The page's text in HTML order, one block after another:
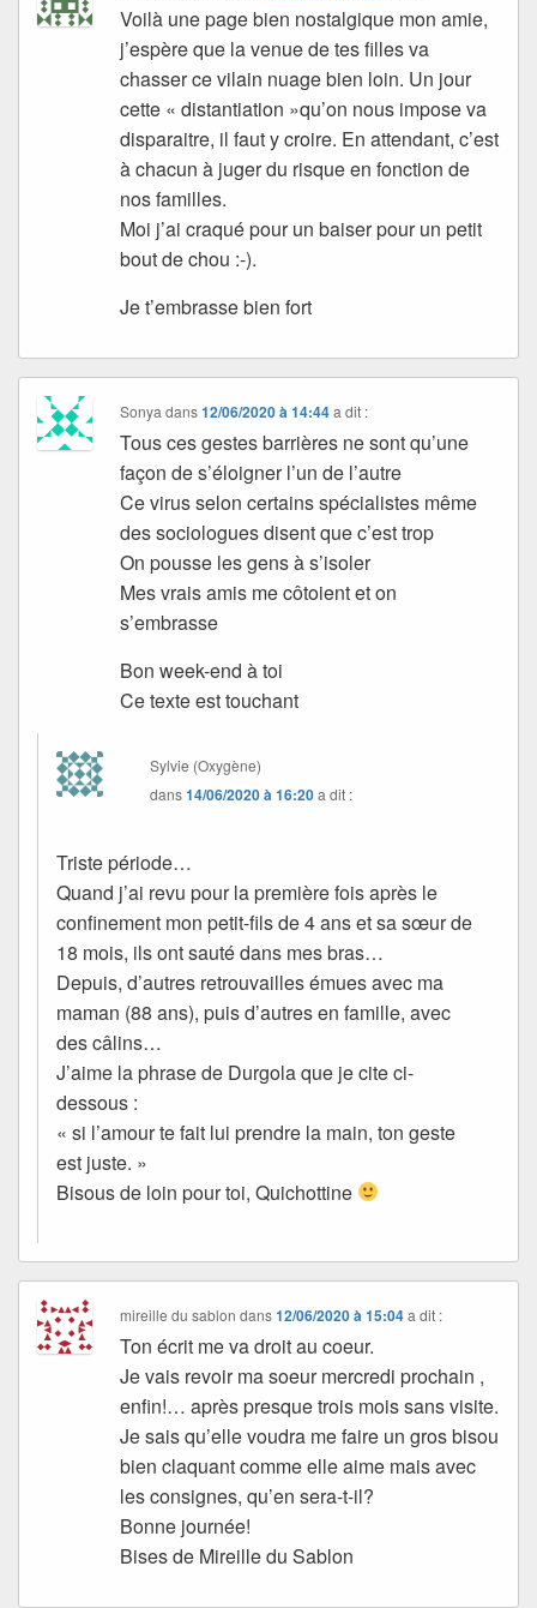
Voilà une page bien nostalgique mon amie,
j’espère que la venue de tes filles va
chasser ce vilain nuage bien loin. Un jour
cette « distantiation »qu’on nous impose va
disparaitre, il faut y croire. En attendant, c’est
à chacun à juger du risque en fonction de
nos familles.
Moi j’ai craqué pour un baiser pour un petit
bout de chou :-).
Je t’embrasse bien fort
Sonya dans12/06/2020 à 14:44 a dit :
Tous ces gestes barrières ne sont qu’une
façon de s’éloigner l’un de l’autre
Ce virus selon certains spécialistes même
des sociologues disent que c’est trop
On pousse les gens à s’isoler
Mes vrais amis me côtoient et on
s’embrasse
Bon week-end à toi
Ce texte est touchant
Sylvie (Oxygène)
dans14/06/2020 à 16:20a dit :
Triste période…
Quand j’ai revu pour la première fois après le
confinement mon petit-fils de 4 ans et sa sœur de
18 mois, ils ont sauté dans mes bras…
Depuis, d’autres retrouvailles émues avec ma
maman (88 ans), puis d’autres en famille, avec
des câlins…
J’aime la phrase de Durgola que je cite ci-
dessous :
« si l’amour te fait lui prendre la main, ton geste
est juste. »
Bisous de loin pour toi, Quichottine
mireille du sablon dans12/06/2020 à 15:04 a dit :
Ton écrit me va droit au coeur.
Je vais revoir ma soeur mercredi prochain ,
enfin!… après presque trois mois sans visite.
Je sais qu’elle voudra me faire un gros bisou
bien claquant comme elle aime mais avec
les consignes, qu’en sera-t-il?
Bonne journée!
Bises de Mireille du Sablon